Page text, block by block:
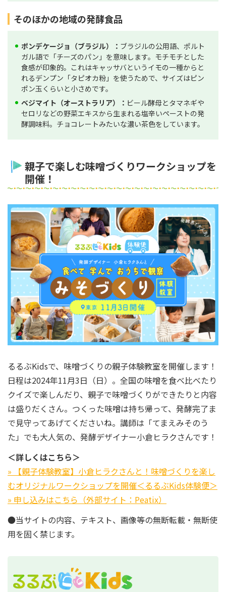
そのほかの地域の発酵食品
ポンデケージョ（ブラジル）： ブラジルの公用語、ポルト
ガル語で「チーズのパン」を意味します。モチモチとした
食感が印象的。これはキャッサバというイモの一種からと
れるデンプン「タピオカ粉」を使うためで、サイズはピン
ポン玉くらいと小さめです。
ベジマイト（オーストラリア）： ビール酵母とタマネギや
セロリなどの野菜エキスから生まれる塩辛いペーストの発
酵調味料。チョコレートみたいな濃い茶色をしています。
親子で楽しむ味噌づくりワークショップを
開催！
るるぶKidsで、味噌づくりの親子体験教室を開催します！
日程は2024年11月3日（日）。全国の味噌を食べ比べたり
クイズで楽しんだり、親子で味噌づくりができたりと内容
は盛りだくさん。つくった味噌は持ち帰って、発酵完了ま
で見守ってあげてくださいね。講師は「てまえみそのう
た」でも大人気の、発酵デザイナー小倉ヒラクさんです！
＜詳しくはこちら＞
» 【親子体験教室】小倉ヒラクさんと！味噌づくりを楽し
むオリジナルワークショップを開催＜るるぶKids体験便＞
» 申し込みはこちら（外部サイト：Peatix）
●当サイトの内容、テキスト、画像等の無断転載・無断使
用を固く禁じます。